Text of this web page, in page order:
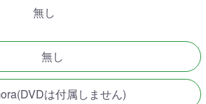
無し
無し
は付属しません)